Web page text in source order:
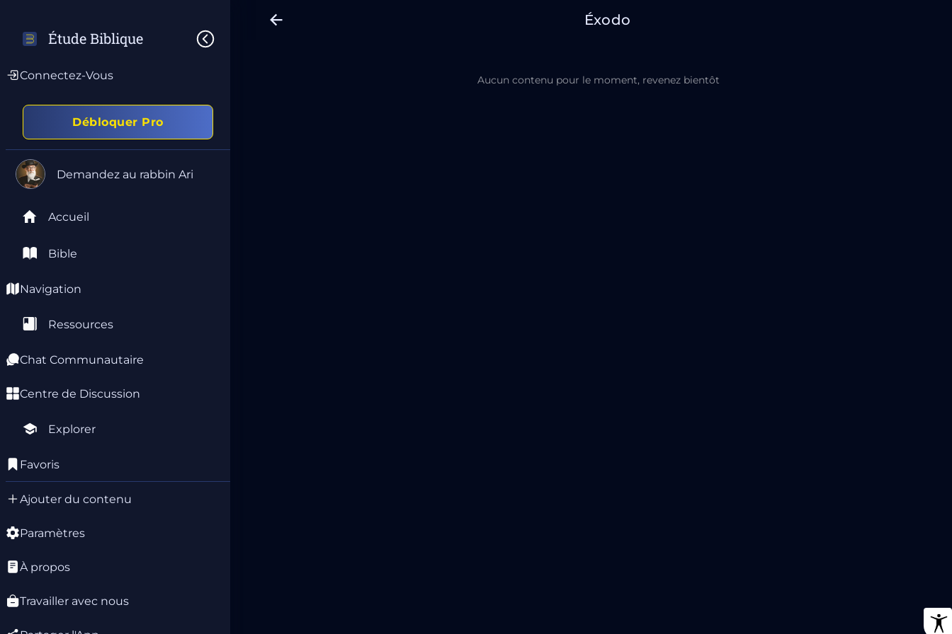
Étude Biblique
Connectez-Vous
Débloquer Pro
Demandez au rabbin Ari
Accueil
Bible
Navigation
Ressources
Chat Communautaire
Centre de Discussion
Explorer
Favoris
Ajouter du contenu
Paramètres
À propos
Travailler avec nous
Éxodo
Aucun contenu pour le moment, revenez bientôt